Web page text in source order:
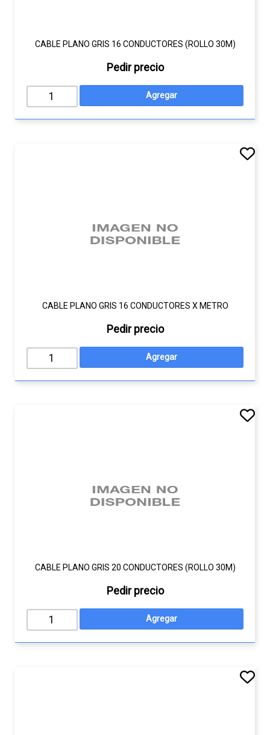
CABLE PLANO GRIS 16 CONDUCTORES (ROLLO 30M)
Pedir precio
CABLE PLANO GRIS 16 CONDUCTORES X METRO
Pedir precio
CABLE PLANO GRIS 20 CONDUCTORES (ROLLO 30M)
Pedir precio